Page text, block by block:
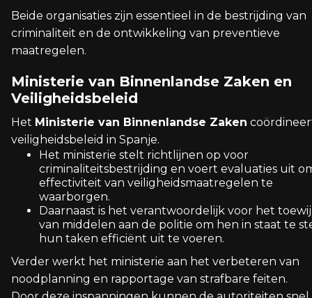
Beide organisaties zijn essentieel in de bestrijding van
criminaliteit en de ontwikkeling van preventieve
maatregelen.
Ministerie van Binnenlandse Zaken en
Veiligheidsbeleid
Het Ministerie van Binnenlandse Zaken
veiligheidsbeleid in Spanje.
Het ministerie stelt richtlijnen op voor
criminaliteitsbestrijding en voert evaluaties uit
effectiviteit van veiligheidsmaatregelen te
waarborgen.
Daarnaast is het verantwoordelijk voor het
van middelen aan de politie om hen in staat te
hun taken efficiënt uit te voeren.
Verder werkt het ministerie aan het verbeteren van
noodplanning en rapportage van strafbare feiten.